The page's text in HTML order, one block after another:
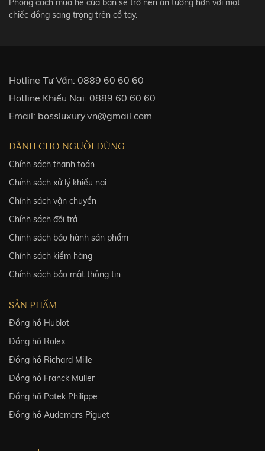
Phong cách mùa hè của bạn sẽ trở nên ấn tượng hơn với một
chiếc đồng sang trọng trên cổ tay.
Hotline Tư Vấn: 0889 60 60 60
Hotline Khiếu Nại: 0889 60 60 60
Email: bossluxury.vn@gmail.com
DÀNH CHO NGƯỜI DÙNG
Chính sách thanh toán
Chính sách xử lý khiếu nại
Chính sách vận chuyển
Chính sách đổi trả
Chính sách bảo hành sản phẩm
Chính sách kiểm hàng
Chính sách bảo mật thông tin
SẢN PHẨM
Đồng hồ Hublot
Đồng hồ Rolex
Đồng hồ Richard Mille
Đồng hồ Franck Muller
Đồng hồ Patek Philippe
Đồng hồ Audemars Piguet